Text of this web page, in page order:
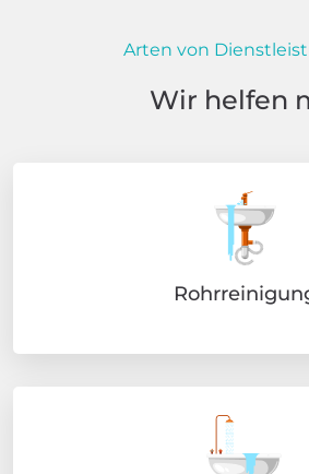
Arten von
Wir helfen